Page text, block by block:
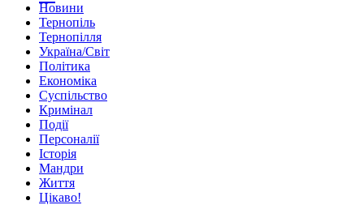
Новини
Тернопіль
Тернопілля
Україна/Світ
Політика
Економіка
Суспільство
Кримінал
Події
Персоналії
Історія
Мандри
Життя
Цікаво!